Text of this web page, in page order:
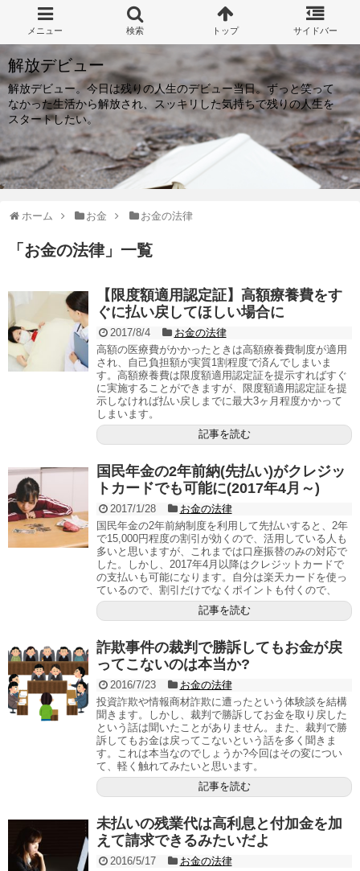
解放デビュー
解放デビュー。今日は残りの人生のデビュー当日。ずっと笑って
なかった生活から解放され、スッキリした気持ちで残りの人生を
スタートしたい。
ホーム お金 お金の法律
「 お金の法律」 一覧
【限度額適用認定証】高額療養費をす
ぐに払い戻してほしい場合に
2017/8/4
お金の法律
高額の医療費がかかったときは高額療養費制度が適用
され、自己負担額が実質1割程度で済んでしまいま
す。高額療養費は限度額適用認定証を提示すればすぐ
に実施することができますが、限度額適用認定証を提
示しなければ払い戻しまでに最大3ヶ月程度かかって
しまいます。
記事を読む
国民年金の2年前納(先払い)がクレジッ
トカードでも可能に(2017年4月～)
2017/1/28
お金の法律
国民年金の2年前納制度を利用して先払いすると、2年
で15,000円程度の割引が効くので、活用している人も
多いと思いますが、これまでは口座振替のみの対応で
した。しかし、2017年4月以降はクレジットカードで
の支払いも可能になります。自分は楽天カードを使っ
ているので、割引だけでなくポイントも付くので、
記事を読む
詐欺事件の裁判で勝訴してもお金が戻
ってこないのは本当か?
2016/7/23
お金の法律
投資詐欺や情報商材詐欺に遭ったという体験談を結構
聞きます。しかし、裁判で勝訴してお金を取り戻した
という話は聞いたことがありません。また、裁判で勝
訴してもお金は戻ってこないという話を多く聞きま
す。これは本当なのでしょうか?今回はその変につい
て、軽く触れてみたいと思います。
記事を読む
未払いの残業代は高利息と付加金を加
えて請求できるみたいだよ
2016/5/17
お金の法律